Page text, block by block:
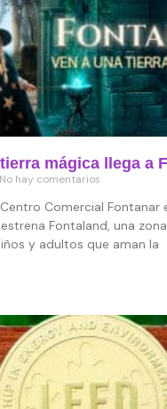
mágica llega a
No hay comentarios
Comercial Fontanar
Fontaland, una
y adultos que aman la